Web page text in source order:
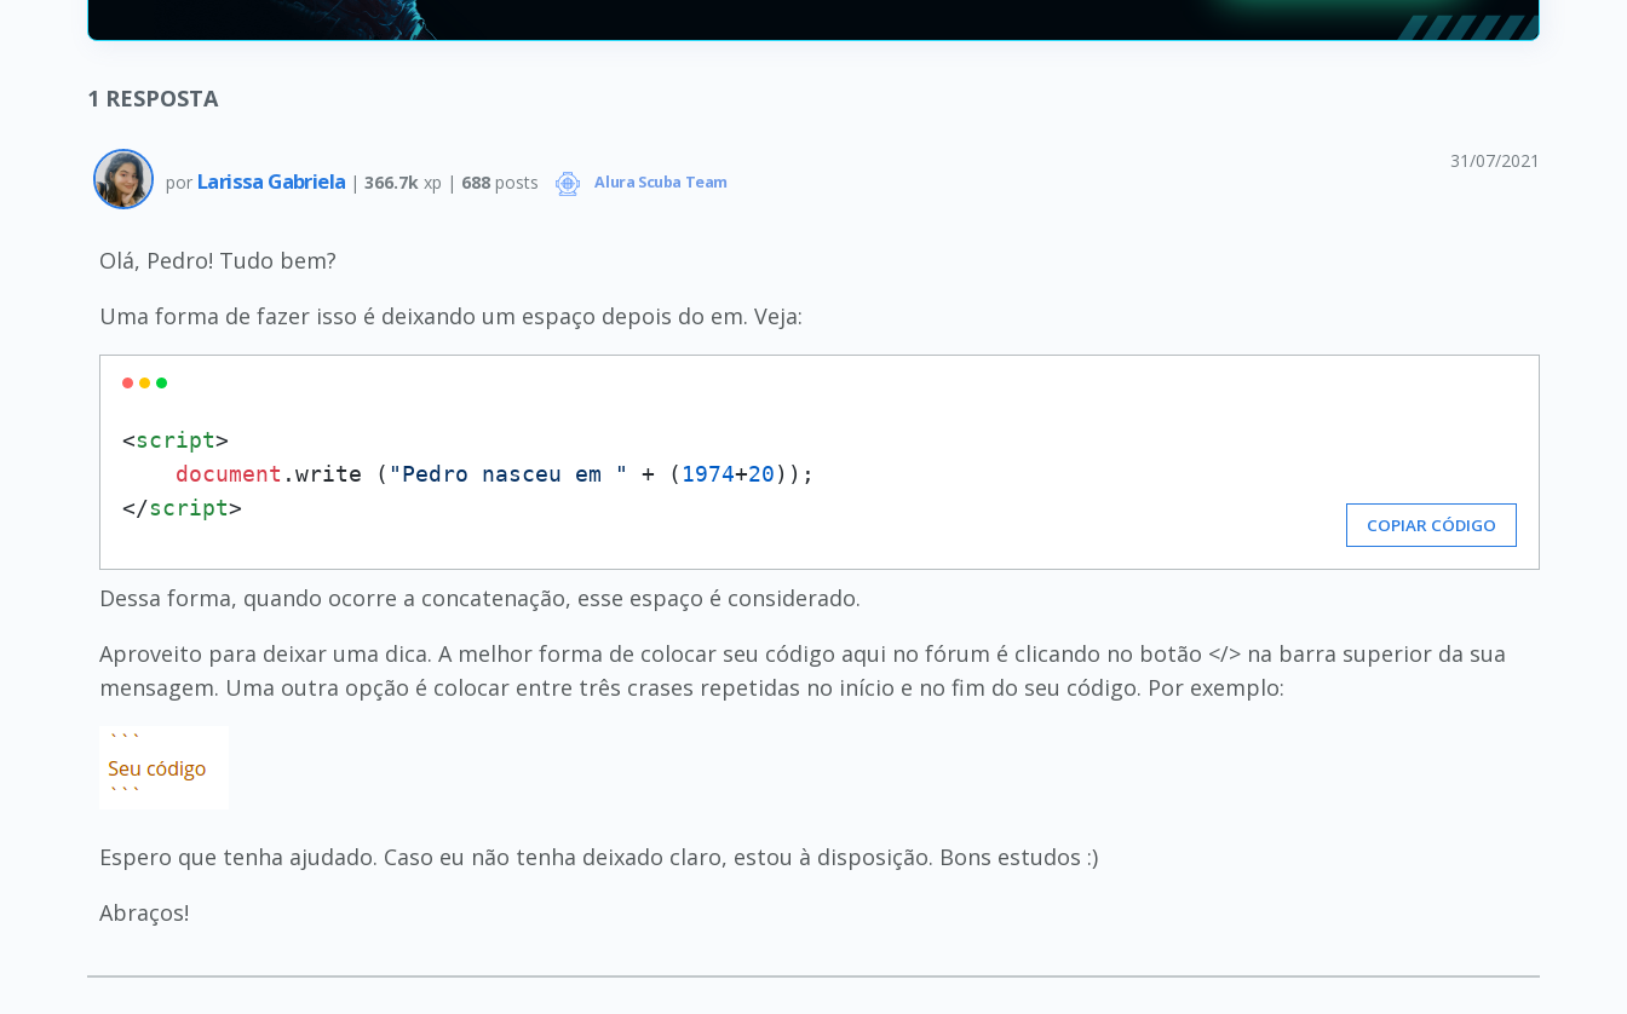
1 RESPOSTA
por Larissa Gabriela | 366.7k xp | 688posts Alura Scuba Team
31/07/2021
Olá, Pedro! Tudo bem?
Uma forma de fazer isso é deixando um espaço depois do em. Veja:
<script>
document .write ( "Pedro nasceu em " + ( 1974+20
</script>
COPIAR CÓDIGO
Dessa forma, quando ocorre a concatenação, esse espaço é considerado.
Aproveito para deixar uma dica. A melhor forma de colocar seu código aqui no fórum é clicando no botão </> na barra superior da sua
mensagem. Uma outra opção é colocar entre três crases repetidas no início e no fim do seu código. Por exemplo:
Espero que tenha ajudado. Caso eu não tenha deixado claro, estou à disposição. Bons estudos :)
Abraços!